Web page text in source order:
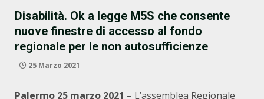
Disabilità. Ok a legge M5S che consente
nuove finestre di accesso al fondo
regionale per le non autosufficienze
25 Marzo 2021
Palermo 25 marzo 2021 – L’assemblea Regionale